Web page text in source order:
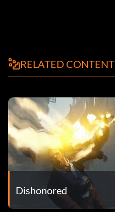
RELATED CONTENT
Dishonored